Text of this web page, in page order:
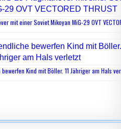
mit einer Soviet Mikoyan MiG-29 OVT
Kind mit Böller. 11 Jähriger am Hals